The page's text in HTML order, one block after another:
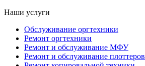
Наши услуги
Обслуживание оргтехники
Ремонт оргтехники
Ремонт и обслуживание МФУ
Ремонт и обслуживание плоттеров